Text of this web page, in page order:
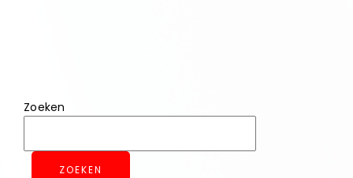
Zoeken
ZOEKEN